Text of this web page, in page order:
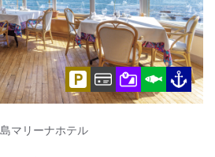
マリーナホテル